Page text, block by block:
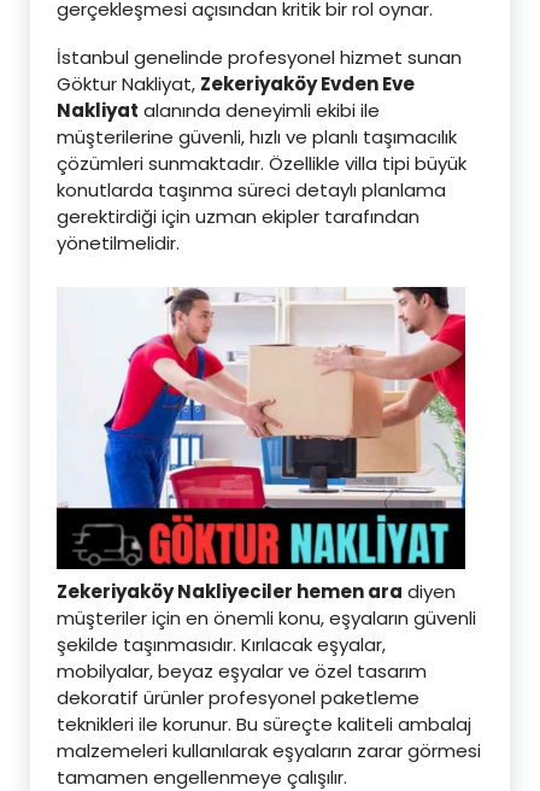
gerçekleşmesi açısından kritik bir rol oynar.
İstanbul genelinde profesyonel hizmet sunan
Göktur Nakliyat, Zekeriyaköy Evden Eve
Nakliyat alanında deneyimli ekibi ile
müşterilerine güvenli, hızlı ve planlı taşımacılık
çözümleri sunmaktadır. Özellikle villa tipi büyük
konutlarda taşınma süreci detaylı planlama
gerektirdiği için uzman ekipler tarafından
yönetilmelidir.
Zekeriyaköy Nakliyeciler hemen ara diyen
müşteriler için en önemli konu, eşyaların güvenli
şekilde taşınmasıdır. Kırılacak eşyalar,
mobilyalar, beyaz eşyalar ve özel tasarım
dekoratif ürünler profesyonel paketleme
teknikleri ile korunur. Bu süreçte kaliteli ambalaj
malzemeleri kullanılarak eşyaların zarar görmesi
tamamen engellenmeye çalışılır.